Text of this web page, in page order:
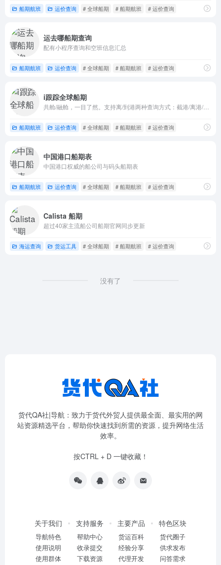
船期航班 运价查询 # 全球船期 # 船期航班 # 运价查询
运去哪船期查询
配有小程序查询和空班信息汇总
船期航班 运价查询 # 全球船期 # 船期航班 # 运价查询
i跟踪全球船期
共舱/融舱，一目了然。支持离/到港两种查询方式：截港/离港/到港日期/航程天数一应俱全。中转/直达一眼分辨
船期航班 运价查询 # 全球船期 # 船期航班 # 运价查询
中国港口船期表
中国港口权威的船公司与码头船期表
船期航班 运价查询 # 全球船期 # 船期航班 # 运价查询
Calista 船期
超过40家主流船公司船期官网同步更新
海运查询 货运工具 # 全球船期 # 船期航班 # 运价查询
没有了
货代QA社|导航：致力于货代外贸人提供最全面、最实用的网
站资源精选平台，帮助你快速找到所需的资源，提升网络生活
效率。
按CTRL + D 一键收藏！
关于我们
导航特色
使用说明
使用群体
支持服务
帮助中心
收录提交
下载资源
主要产品
货运百科
经验分享
代理开发
特色区块
货代圈子
供求发布
问答需求